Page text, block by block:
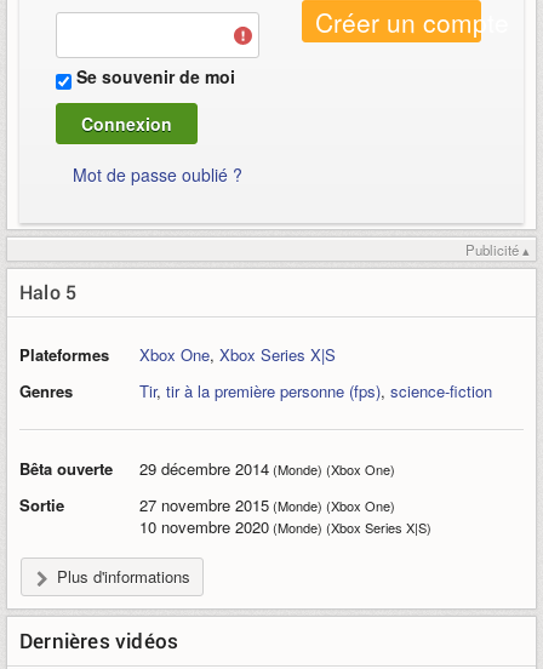
Se souvenir de moi
Mot de passe oublié ?
Créer un compte
Publicité ▴
Halo 5
Plateformes Xbox One, Xbox Series X|S
Genres
Tir, tir à la première personne (fps), science-fiction
Bêta ouverte 29 décembre 2014(Monde) (Xbox One)
Sortie 27 novembre 2015(Monde) (Xbox One)
10 novembre 2020(Monde) (Xbox Series X|S)
Plus d'informations
Dernières vidéos